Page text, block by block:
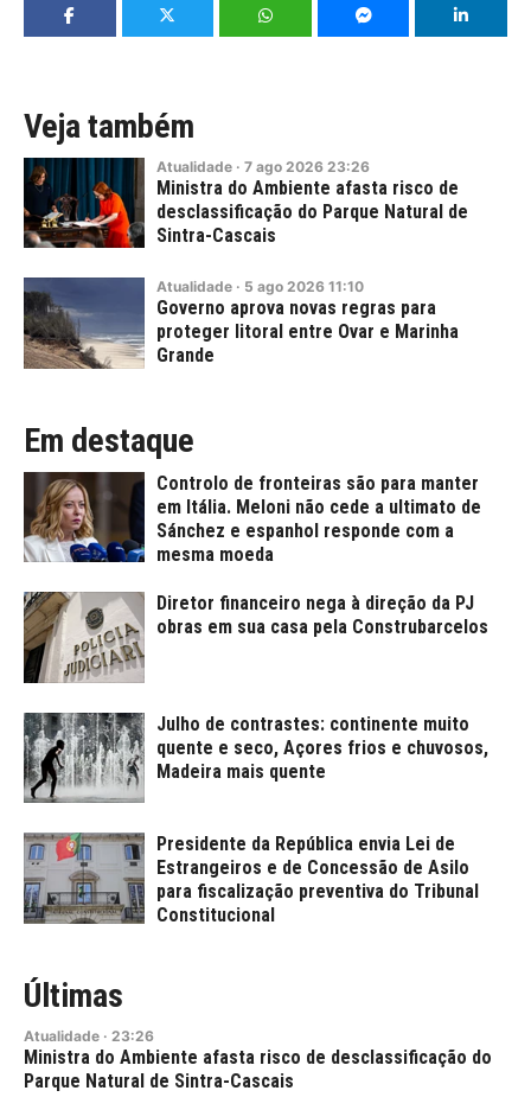
Veja também
Atualidade · 7 ago 2026 23:26
Ministra do Ambiente afasta risco de
desclassificação do Parque Natural de
Sintra-Cascais
Atualidade · 5 ago 2026 11:10
Governo aprova novas regras para
proteger litoral entre Ovar e Marinha
Grande
Em destaque
Controlo de fronteiras são para manter
em Itália. Meloni não cede a ultimato de
Sánchez e espanhol responde com a
mesma moeda
Diretor financeiro nega à direção da PJ
obras em sua casa pela Construbarcelos
Julho de contrastes: continente muito
quente e seco, Açores frios e chuvosos,
Madeira mais quente
Presidente da República envia Lei de
Estrangeiros e de Concessão de Asilo
para fiscalização preventiva do Tribunal
Constitucional
Últimas
Atualidade · 23:26
Ministra do Ambiente afasta risco de desclassificação do
Parque Natural de Sintra-Cascais